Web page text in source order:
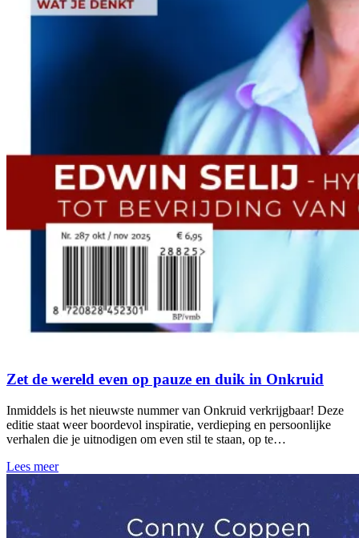
Zet de wereld even op pauze en duik in Onkruid
Inmiddels is het nieuwste nummer van Onkruid verkrijgbaar! Deze
editie staat weer boordevol inspiratie, verdieping en persoonlijke
verhalen die je uitnodigen om even stil te staan, op te…
Lees meer